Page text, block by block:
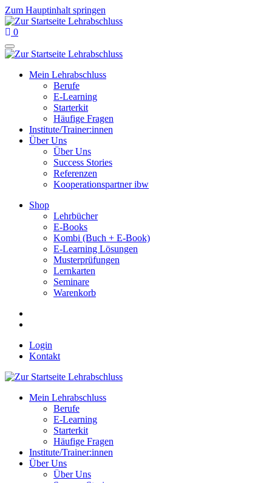
Zum Hauptinhalt springen
0
Mein Lehrabschluss
Berufe
E-Learning
Starterkit
Häufige Fragen
Institute/Trainer:innen
Über Uns
Über Uns
Success Stories
Referenzen
Kooperationspartner ibw
Shop
Lehrbücher
E-Books
Kombi (Buch + E-Book)
E-Learning Lösungen
Musterprüfungen
Lernkarten
Seminare
Warenkorb
Login
Kontakt
Mein Lehrabschluss
Berufe
E-Learning
Starterkit
Häufige Fragen
Institute/Trainer:innen
Über Uns
Über Uns